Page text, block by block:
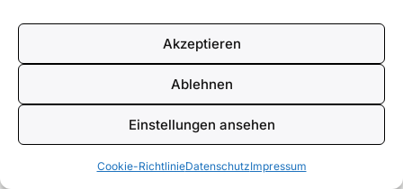
Akzeptieren
Ablehnen
Einstellungen ansehen
Cookie-RichtlinieDatenschutzImpressum
Körperseite